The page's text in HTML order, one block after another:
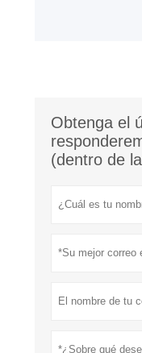
Obtenga el
(dentro de